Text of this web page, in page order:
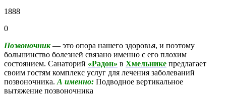
1888
0
Позвоночник— это опора нашего здоровья, и поэтому
большинство болезней связано именно с его плохим
состоянием. Санаторий «Радон» в Хмельнике предлагает
своим гостям комплекс услуг для лечения заболеваний
позвоночника. А именно: Подводное вертикальное
вытяжение позвоночника